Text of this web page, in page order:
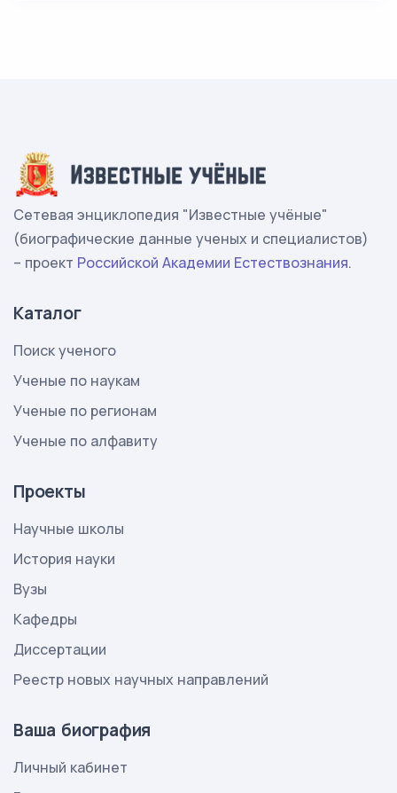
Сетевая энциклопедия "Известные учёные"
(биографические данные ученых и специалистов)
– проект Российской Академии Естествознания.
Каталог
Поиск ученого
Ученые по наукам
Ученые по регионам
Ученые по алфавиту
Проекты
Научные школы
История науки
Вузы
Кафедры
Диссертации
Реестр новых научных направлений
Ваша биография
Личный кабинет